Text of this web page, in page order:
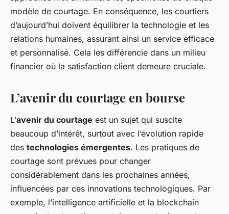
modèle de courtage. En conséquence, les courtiers
d’aujourd’hui doivent équilibrer la technologie et les
relations humaines, assurant ainsi un service efficace
et personnalisé. Cela les différencie dans un milieu
financier où la satisfaction client demeure cruciale.
L’avenir du courtage en bourse
L’avenir du courtage est un sujet qui suscite
beaucoup d’intérêt, surtout avec l’évolution rapide
des technologies émergentes. Les pratiques de
courtage sont prévues pour changer
considérablement dans les prochaines années,
influencées par ces innovations technologiques. Par
exemple, l’intelligence artificielle et la blockchain